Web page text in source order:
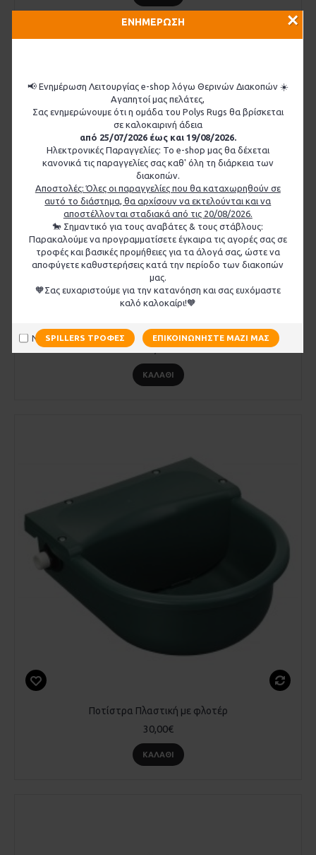
ΕΝΗΜΕΡΩΣΗ
📢 Ενημέρωση Λειτουργίας e-shop λόγω Θερινών Διακοπών ☀️
Αγαπητοί μας πελάτες,
Σας ενημερώνουμε ότι η ομάδα του Polys Rugs θα βρίσκεται
σε καλοκαιρινή άδεια
από 25/07/2026 έως και 19/08/2026.
Ηλεκτρονικές Παραγγελίες: Το e-shop μας θα δέχεται
κανονικά τις παραγγελίες σας καθ' όλη τη διάρκεια των
διακοπών.
Αποστολές: Όλες οι παραγγελίες που θα καταχωρηθούν σε
αυτό το διάστημα, θα αρχίσουν να εκτελούνται και να
αποστέλλονται σταδιακά από τις 20/08/2026.
🐎 Σημαντικό για τους αναβάτες & τους στάβλους:
Παρακαλούμε να προγραμματίσετε έγκαιρα τις αγορές σας σε
τροφές και βασικές προμήθειες για τα άλογά σας, ώστε να
αποφύγετε καθυστερήσεις κατά την περίοδο των διακοπών
μας.
🧡Σας ευχαριστούμε για την κατανόηση και σας ευχόμαστε
καλό καλοκαίρι!🧡
Να μην εμφανιστεί ξανά
SPILLERS ΤΡΟΦΈΣ ΕΠΙΚΟΙΝΩΝΉΣΤΕ ΜΑΖΊ ΜΑΣ
×
Ποτίστρα πλαστική με "κουτάλι"
31,00€
ΚΑΛΆΘΙ
Ποτίστρα Πλαστική με φλοτέρ
30,00€
ΚΑΛΆΘΙ